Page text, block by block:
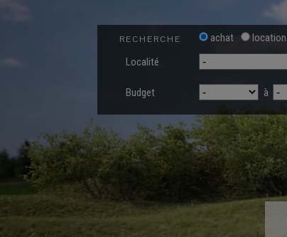
RECHERCHE achat
location
Localité
Budget à